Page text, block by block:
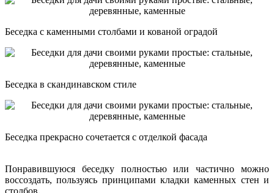
Беседка с каменными столбами и кованой оградой
Беседка в скандинавском стиле
Беседка прекрасно сочетается с отделкой фасада
Понравившуюся беседку полностью или частично можно
воссоздать, пользуясь принципами кладки каменных стен и
столбов.